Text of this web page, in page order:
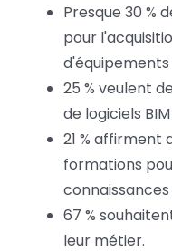
Presque 30 %
pour
25 % veulent
de logiciels BIM
21 % affirment
formations
connaissances
67 %
leur métier.